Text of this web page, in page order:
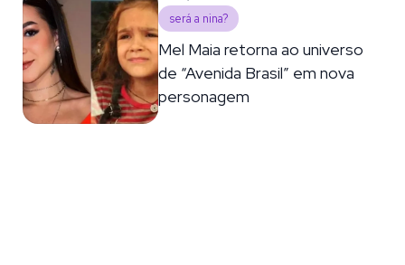
será a nina?
Mel Maia retorna ao universo
de “Avenida Brasil” em nova
personagem